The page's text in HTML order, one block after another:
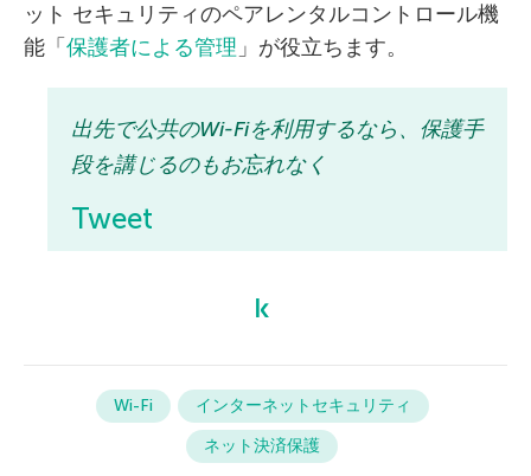
ット セキュリティのペアレンタルコントロール機
能「 保護者による管理 」が役立ちます。
出先で公共のWi-Fiを利用するなら、保護手
段を講じるのもお忘れなく
Tweet
Wi-Fi
インターネットセキュリティ
ネット決済保護